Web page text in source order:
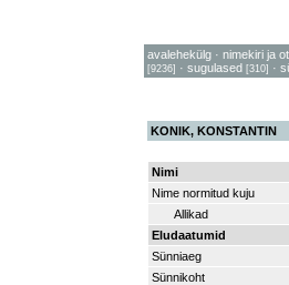
avalehekülg · nimekiri ja
[9236] · sugulased [310] ·
KONIK, KONSTANTIN
Nimi
Nime normitud kuju
Allikad
Eludaatumid
Sünniaeg
Sünnikoht